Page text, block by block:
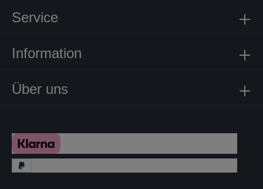
Über uns
Service
Information